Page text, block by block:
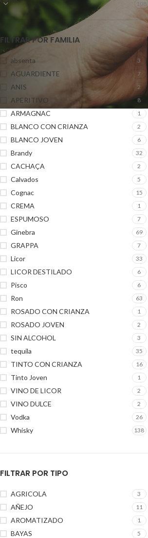
108
FILTRAR POR FAMILIA
absenta 3
AGUARDIENTE 7
ANIS 2
APERITIVO 8
ARMAGNAC 1
BLANCO CON CRIANZA 2
BLANCO JOVEN 6
Brandy 32
CACHAÇA 2
Calvados 5
Cognac 15
CREMA 1
ESPUMOSO 7
Ginebra 69
GRAPPA 7
Licor 33
LICOR DESTILADO 6
Pisco 6
Ron 63
ROSADO CON CRIANZA 1
ROSADO JOVEN 2
SIN ALCOHOL 3
tequila 35
TINTO CON CRIANZA 16
Tinto Joven 1
VINO DE LICOR 2
VINO DULCE 2
Vodka 26
Whisky 138
FILTRAR POR TIPO
AGRICOLA 3
AÑEJO 11
AROMATIZADO 1
BAYAS 5